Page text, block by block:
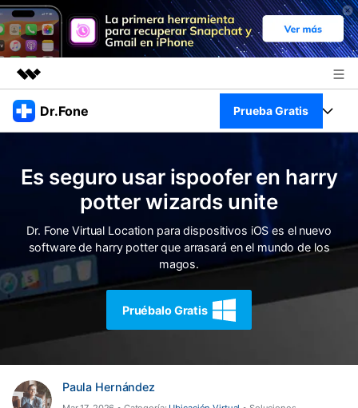
Productos destacados
Resumen
Quiénes somos
Sala de prensa
Tienda
Dr.Fone Prueba Gratis
Ver Kit Completo >
Para PC
Para Celular
Recursos
Descubre lo mejor de Dr.Fone
Blog
Transferencia de Datos
Gestor de Datos
Reparación de Móviles
Desbloqueo FRP en Android 16
Iniciar sesión
Es seguro usar ispoofer en harry
potter wizards unite
Dr. Fone Virtual Location para dispositivos iOS es el nuevo
software de harry potter que arrasará en el mundo de los
magos.
Pruébalo Gratis
Paula Hernández